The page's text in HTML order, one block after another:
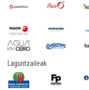
Laguntzaileak